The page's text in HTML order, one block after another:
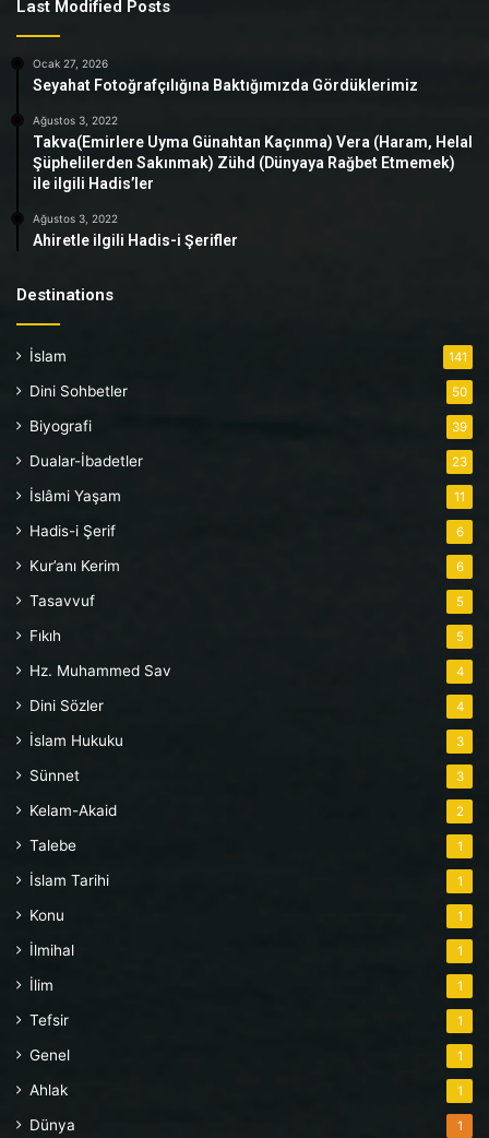
Last Modified Posts
Ocak 27, 2026
Seyahat Fotoğrafçılığına Baktığımızda Gördüklerimiz
Ağustos 3, 2022
Takva(Emirlere Uyma Günahtan Kaçınma) Vera (Haram, Helal
Şüphelilerden Sakınmak) Zühd (Dünyaya Rağbet Etmemek)
ile ilgili Hadis’ler
Ağustos 3, 2022
Ahiretle ilgili Hadis-i Şerifler
Destinations
İslam 141
Dini Sohbetler 50
Biyografi 39
Dualar-İbadetler 23
İslâmi Yaşam 11
Hadis-i Şerif 6
Kur’anı Kerim 6
Tasavvuf 5
Fıkıh 5
Hz. Muhammed Sav 4
Dini Sözler 4
İslam Hukuku 3
Sünnet 3
Kelam-Akaid 2
Talebe 1
İslam Tarihi 1
Konu 1
İlmihal 1
İlim 1
Tefsir 1
Genel 1
Ahlak 1
Dünya 1